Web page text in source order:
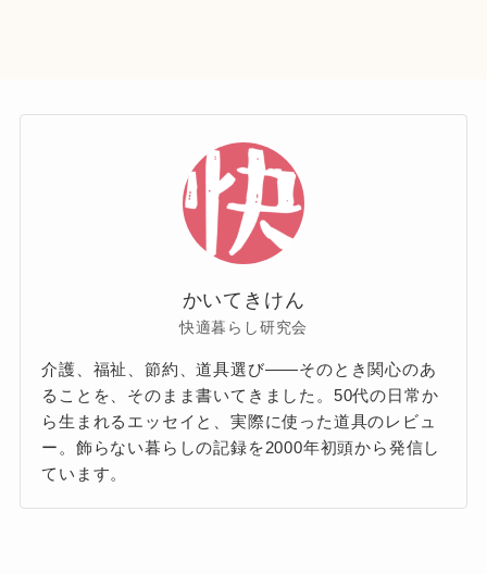
かいてきけん
快適暮らし研究会
介護、福祉、節約、道具選び——そのとき関心のあ
ることを、そのまま書いてきました。50代の日常か
ら生まれるエッセイと、実際に使った道具のレビュ
ー。飾らない暮らしの記録を2000年初頭から発信し
ています。